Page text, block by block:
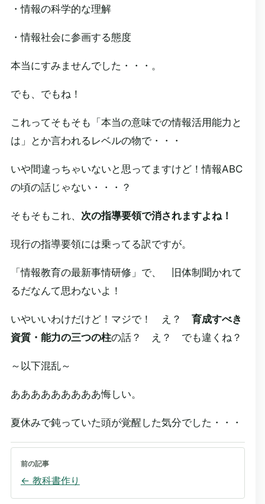
・情報の科学的な理解
・情報社会に参画する態度
本当にすみませんでした・・・。
でも、でもね！
これってそもそも「本当の意味での情報活用能力と
は」とか言われるレベルの物で・・・
いや間違っちゃいないと思ってますけど！情報ABC
の頃の話じゃない・・・？
そもそもこれ、 次の指導要領で消されますよね！
現行の指導要領には乗ってる訳ですが。
「情報教育の最新事情研修」で、 旧体制聞かれて
るだなんて思わないよ！
いやいいわけだけど！マジで！ え？ 育成すべき
資質・能力の三つの柱の話？ え？ でも違くね？
～以下混乱～
あああああああああ悔しい。
夏休みで鈍っていた頭が覚醒した気分でした・・・
前の記事
← 教科書作り